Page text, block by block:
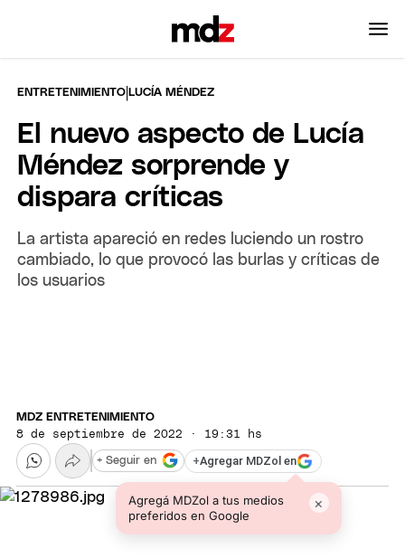
ENTRETENIMIENTO |LUCÍA MÉNDEZ
El nuevo aspecto de Lucía
Méndez sorprende y
dispara críticas
La artista apareció en redes luciendo un rostro
cambiado, lo que provocó las burlas y críticas de
los usuarios
MDZ ENTRETENIMIENTO
8 de septiembre de 2022 · 19:31 hs
+Agregar MDZol en
Agregá MDZol a tus medios
preferidos en Google
×
+ Seguir en